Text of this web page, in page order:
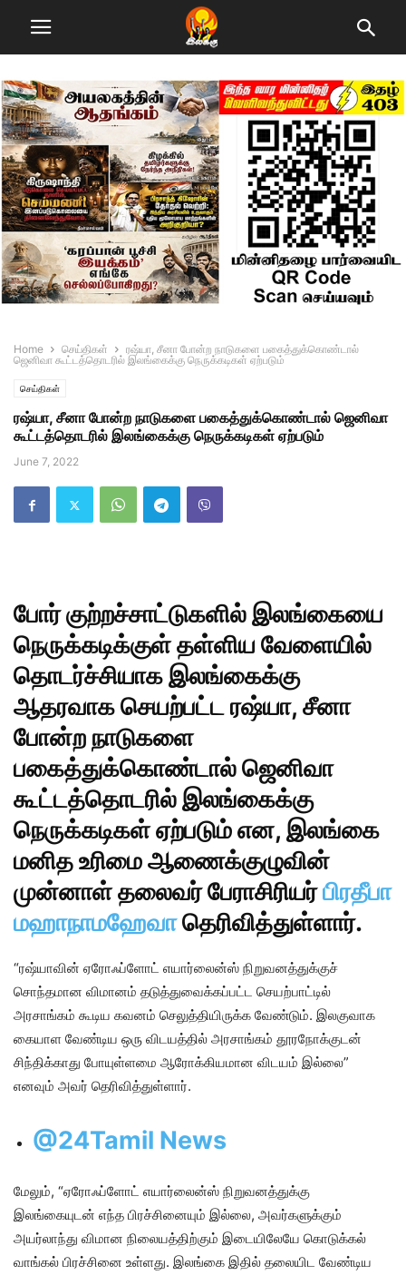
Home செய்திகள்
ரஷ்யா, சீனா போன்ற நாடுகளை பகைத்துக்கொண்டால்
ஜெனிவா கூட்டத்தொடரில் இலங்கைக்கு நெருக்கடிகள் ஏற்படும்
செய்திகள்
ரஷ்யா, சீனா போன்ற நாடுகளை பகைத்துக்கொண்டால் ஜெனிவா
கூட்டத்தொடரில் இலங்கைக்கு நெருக்கடிகள் ஏற்படும்
June 7, 2022
போர் குற்றச்சாட்டுகளில் இலங்கையை
நெருக்கடிக்குள் தள்ளிய வேளையில்
தொடர்ச்சியாக இலங்கைக்கு
ஆதரவாக செயற்பட்ட ரஷ்யா, சீனா
போன்ற நாடுகளை
பகைத்துக்கொண்டால் ஜெனிவா
கூட்டத்தொடரில் இலங்கைக்கு
நெருக்கடிகள் ஏற்படும் என, இலங்கை
மனித உரிமை ஆணைக்குழுவின்
முன்னாள் தலைவர் பேராசிரியர்பிரதீபா
மஹாநாமஹேவாதெரிவித்துள்ளார்.
“ரஷ்யாவின் ஏரோஃப்ளோட் எயார்லைன்ஸ் நிறுவனத்துக்குச்
சொந்தமான விமானம் தடுத்துவைக்கப்பட்ட செயற்பாட்டில்
அரசாங்கம் கூடிய கவனம் செலுத்தியிருக்க வேண்டும். இலகுவாக
கையாள வேண்டிய ஒரு விடயத்தில் அரசாங்கம் தூரநோக்குடன்
சிந்திக்காது போயுள்ளமை ஆரோக்கியமான விடயம் இல்லை”
எனவும் அவர் தெரிவித்துள்ளார்.
@24Tamil News
மேலும், “ஏரோஃப்ளோட் எயார்லைன்ஸ் நிறுவனத்துக்கு
இலங்கையுடன் எந்த பிரச்சினையும் இல்லை, அவர்களுக்கும்
அயர்லாந்து விமான நிலையத்திற்கும் இடையிலேயே கொடுக்கல்
வாங்கல் பிரச்சினை உள்ளது. இலங்கை இதில் தலையிட வேண்டிய